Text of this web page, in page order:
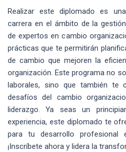
Realizar este diplomado es
carrera en el ámbito de la
de expertos en cambio
prácticas que te permitirán
de cambio que mejoren la
organización. Este programa no
laborales, sino que también te
desafíos del cambio
liderazgo. Ya seas un
experiencia, este diplomado te
para tu desarrollo profesional
¡Inscríbete ahora y lidera la